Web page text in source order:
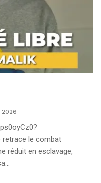
2026
retrace le combat
réduit en esclavage,